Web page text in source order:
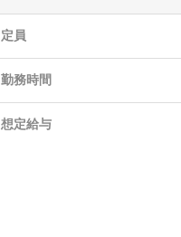
定員
勤務時間
想定給与